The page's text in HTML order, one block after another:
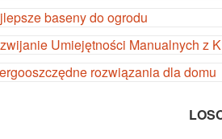
baseny do ogrodu
Umiejętności Manualnych z
rozwiązania dla domu